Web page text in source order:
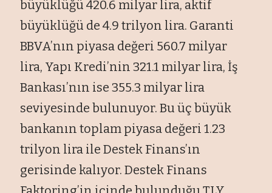
büyüklüğü 420.6 milyar lira, aktif
büyüklüğü de 4.9 trilyon lira. Garanti
BBVA’nın piyasa değeri 560.7 milyar
lira, Yapı Kredi’nin 321.1 milyar lira, İş
Bankası’nın ise 355.3 milyar lira
seviyesinde bulunuyor. Bu üç büyük
bankanın toplam piyasa değeri 1.23
trilyon lira ile Destek Finans’ın
gerisinde kalıyor. Destek Finans